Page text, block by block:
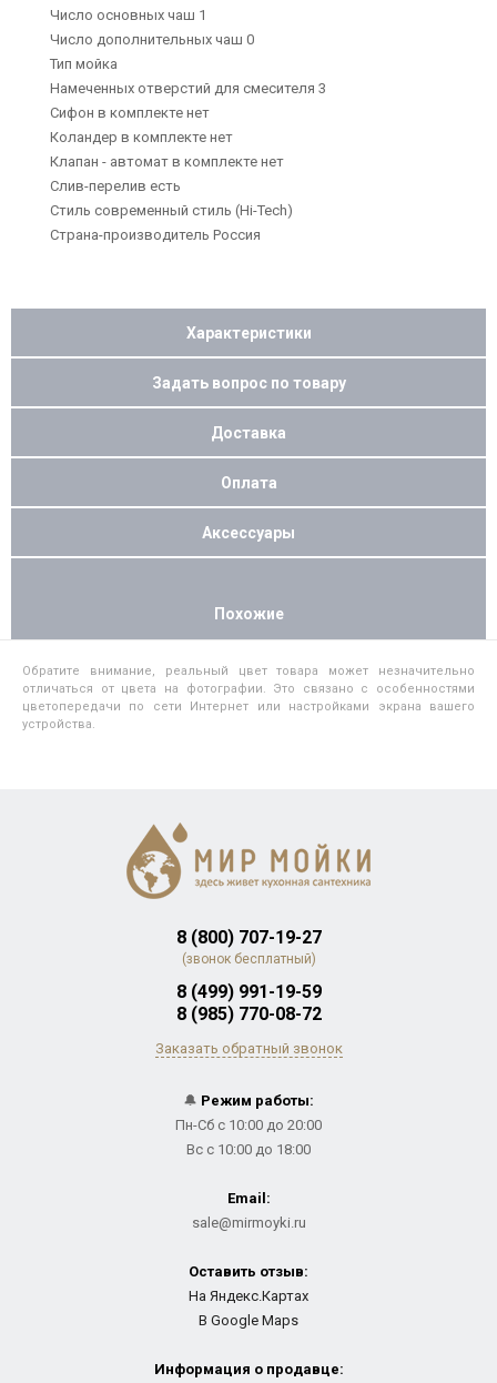
Число основных чаш 1
Число дополнительных чаш 0
Тип мойка
Намеченных отверстий для смесителя 3
Сифон в комплекте нет
Коландер в комплекте нет
Клапан - автомат в комплекте нет
Слив-перелив есть
Стиль современный стиль (Hi-Tech)
Страна-производитель Россия
Характеристики
Задать вопрос по товару
Доставка
Оплата
Аксессуары
Похожие
Обратите внимание, реальный цвет товара может незначительно
отличаться от цвета на фотографии. Это связано с особенностями
цветопередачи по сети Интернет или настройками экрана вашего
устройства.
8 (800) 707-19-27
(звонок бесплатный)
8 (499) 991-19-59
8 (985) 770-08-72
Заказать обратный звонок
🔔 Режим работы:
Пн-Сб с 10:00 до 20:00
Вс с 10:00 до 18:00
Email:
sale@mirmoyki.ru
Оставить отзыв:
На Яндекс.Картах
В Google Maps
Информация о продавце: